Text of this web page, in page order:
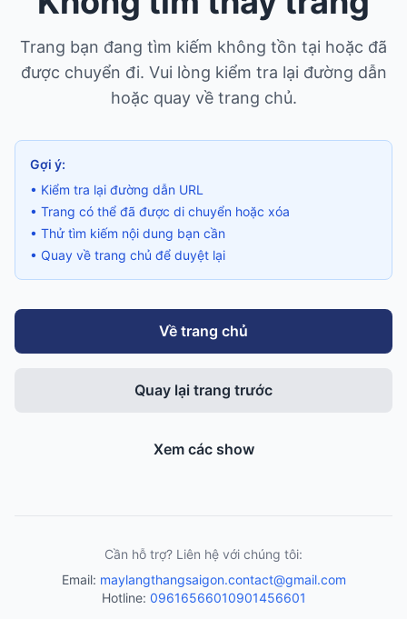
Trang bạn đang tìm kiếm không tồn tại hoặc đã
được chuyển đi. Vui lòng kiểm tra lại đường dẫn
hoặc quay về trang chủ.
Gợi ý:
• Kiểm tra lại đường dẫn URL
• Trang có thể đã được di chuyển hoặc xóa
• Thử tìm kiếm nội dung bạn cần
• Quay về trang chủ để duyệt lại
Về trang chủ
Quay lại trang trước
Xem các show
Cần hỗ trợ? Liên hệ với chúng tôi:
Email: maylangthangsaigon.contact@gmail.com
Hotline: 09616566010901456601